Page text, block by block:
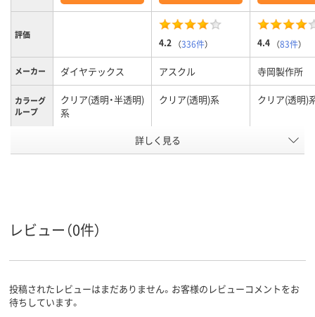
評価
4.2 （336件） 4.4 （83件）
メーカー ダイヤテックス アスクル 寺岡製作所
カラーグ
ループ
クリア(透明・半透明)
系
クリア(透明)系 クリア(透明)
10 20
詳しく見る
レビュー（0件）
投稿されたレビューはまだありません。お客様のレビューコメントをお
待ちしています。